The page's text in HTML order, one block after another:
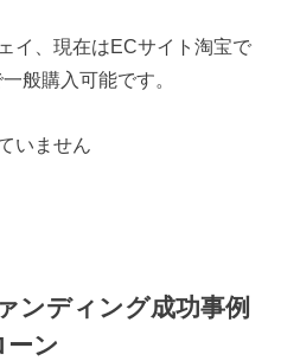
イ、現在はECサイト淘宝で
般購入可能です。
いません
ンディング成功事例
ーン